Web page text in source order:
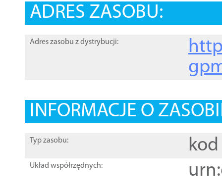
ADRES ZASOBU:
Adres zasobu z dystrybucji:
INFORMACJE O
Typ zasobu: kod
Układ współrzędnych: